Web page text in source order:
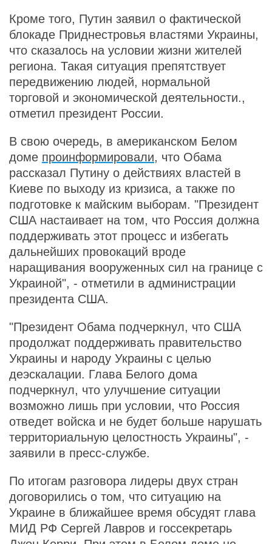
Кроме того, Путин заявил о фактической
блокаде Приднестровья властями Украины,
что сказалось на условии жизни жителей
региона. Такая ситуация препятствует
передвижению людей, нормальной
торговой и экономической деятельности.,
отметил президент России.
В свою очередь, в американском Белом
доме проинформировали, что Обама
рассказал Путину о действиях властей в
Киеве по выходу из кризиса, а также по
подготовке к майским выборам. "Президент
США настаивает на том, что Россия должна
поддерживать этот процесс и избегать
дальнейших провокаций вроде
наращивания вооруженных сил на границе с
Украиной", - отметили в администрации
президента США.
"Президент Обама подчеркнул, что США
продолжат поддерживать правительство
Украины и народу Украины с целью
деэскалации. Глава Белого дома
подчеркнул, что улучшение ситуации
возможно лишь при условии, что Россия
отведет войска и не будет больше нарушать
территориальную целостность Украины", -
заявили в пресс-службе.
По итогам разговора лидеры двух стран
договорились о том, что ситуацию на
Украине в ближайшее время обсудят глава
МИД РФ Сергей Лавров и госсекретарь